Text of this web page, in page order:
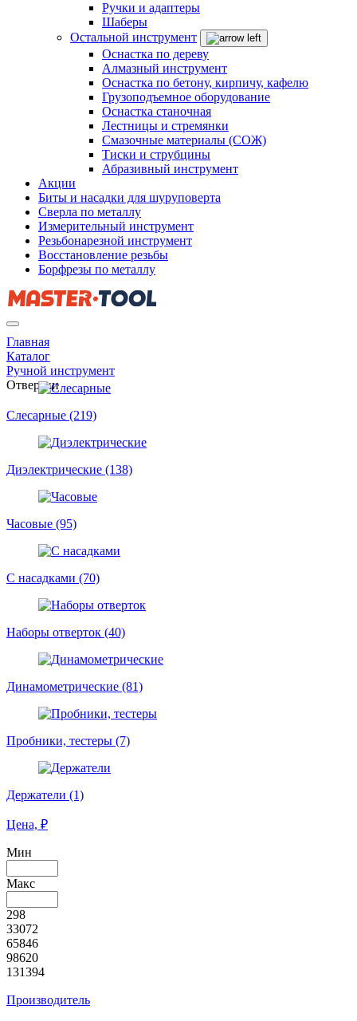
Ручки и адаптеры
Шаберы
Остальной инструмент
Оснастка по дереву
Алмазный инструмент
Оснастка по бетону, кирпичу, кафелю
Грузоподъемное оборудование
Оснастка станочная
Лестницы и стремянки
Смазочные материалы (СОЖ)
Тиски и струбцины
Абразивный инструмент
Акции
Биты и насадки для шуруповерта
Сверла по металлу
Измерительный инструмент
Резьбонарезной инструмент
Восстановление резьбы
Борфрезы по металлу
Главная
Каталог
Ручной инструмент
Отвертки
Слесарные (219)
Диэлектрические (138)
Часовые (95)
С насадками (70)
Наборы отверток (40)
Динамометрические (81)
Пробники, тестеры (7)
Держатели (1)
Цена, ₽
Мин
Макс
298
33072
65846
98620
131394
Производитель